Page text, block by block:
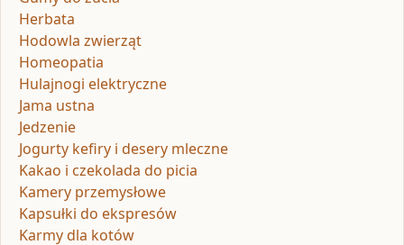
Herbata
Hodowla zwierząt
Homeopatia
Hulajnogi elektryczne
Jama ustna
Jedzenie
Jogurty kefiry i desery mleczne
Kakao i czekolada do picia
Kamery przemysłowe
Kapsułki do ekspresów
Karmy dla kotów